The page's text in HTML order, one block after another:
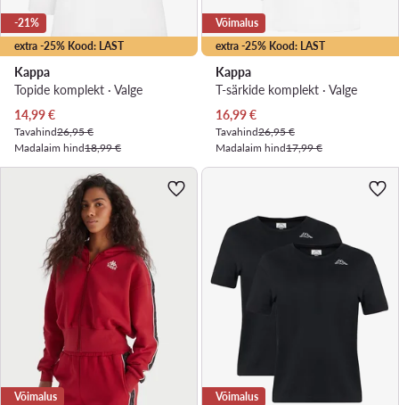
extra -25% Kood: LAST
-21%
Kappa
Topide komplekt · Valge
Praegune hind
14,99€
Tavahind26,95 €
Madalaim hind18,99 €
extra -25% Kood: LAST
Võimalus
Kappa
T-särkide komplekt · Valge
Praegune hind
16,99€
Tavahind26,95 €
Madalaim hind17,99 €
Võimalus Võimalus